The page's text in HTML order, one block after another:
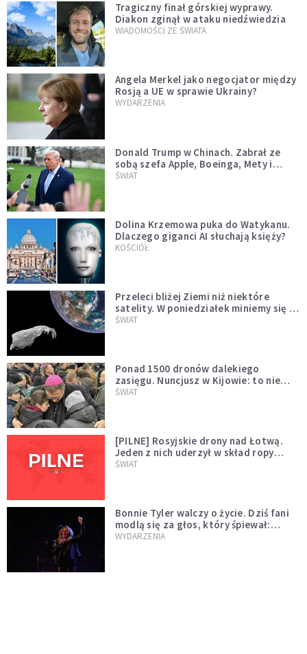
Tragiczny finał górskiej wyprawy.
Diakon zginął w ataku niedźwiedzia
WIADOMOŚCI ZE ŚWIATA
Angela Merkel jako negocjator między
Rosją a UE w sprawie Ukrainy?
WYDARZENIA
Donald Trump w Chinach. Zabrał ze
sobą szefa Apple, Boeinga, Mety i
Muska
ŚWIAT
Dolina Krzemowa puka do Watykanu.
Dlaczego giganci AI słuchają księży?
KOŚCIÓŁ
Przeleci bliżej Ziemi niż niektóre
satelity. W poniedziałek miniemy się z
asteroidą, która poprzedzi znacznie
ŚWIAT
Ponad 1500 dronów dalekiego
zasięgu. Nuncjusz w Kijowie: to nie
wygląda na wolę zakończenia wojny
ŚWIAT
[PILNE] Rosyjskie drony nad Łotwą.
Jeden z nich uderzył w skład ropy
naftowej
ŚWIAT
Bonnie Tyler walczy o życie. Dziś fani
modlą się za głos, który śpiewał:
"Lord, help me"
WYDARZENIA